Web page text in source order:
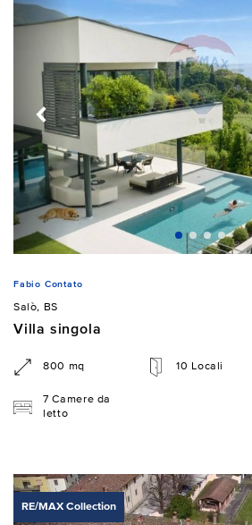
Fabio Contato
Salò, BS
Villa singola
800 mq 10 Locali
7 Camere da
letto
RE/MAX Collection